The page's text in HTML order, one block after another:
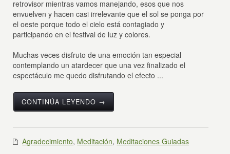
retrovisor mientras vamos manejando, esos que nos
envuelven y hacen casi irrelevante que el sol se ponga por
el oeste porque todo el cielo está contagiado y
participando en el festival de luz y colores.
Muchas veces disfruto de una emoción tan especial
contemplando un atardecer que una vez finalizado el
espectáculo me quedo disfrutando el efecto ...
CONTINÚA LEYENDO →
Agradecimiento, Meditación, Meditaciones Guiadas